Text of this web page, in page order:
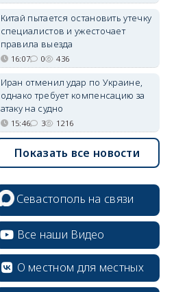
Китай пытается остановить утечку
специалистов и ужесточает
правила выезда
16:07 0 436
Иран отменил удар по Украине,
однако требует компенсацию за
атаку на судно
15:46 3 1216
Показать все новости
Севастополь на связи
Все наши Видео
О местном для местных